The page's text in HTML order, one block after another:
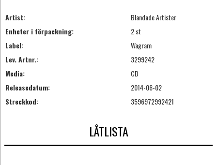
Artist:
Blandade Artister
Enheter i förpackning:
2 st
Label:
Wagram
Lev. Artnr.:
3299242
Media:
CD
Releasedatum:
2014-06-02
Streckkod:
3596972992421
LÅTLISTA